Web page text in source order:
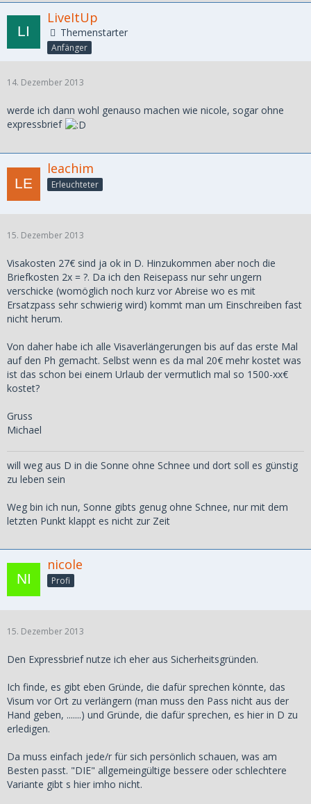
LiveItUp
Themenstarter
Anfänger
14. Dezember 2013
werde ich dann wohl genauso machen wie nicole, sogar ohne
expressbrief
leachim
Erleuchteter
15. Dezember 2013
Visakosten 27€ sind ja ok in D. Hinzukommen aber noch die
Briefkosten 2x = ?. Da ich den Reisepass nur sehr ungern
verschicke (womöglich noch kurz vor Abreise wo es mit
Ersatzpass sehr schwierig wird) kommt man um Einschreiben fast
nicht herum.
Von daher habe ich alle Visaverlängerungen bis auf das erste Mal
auf den Ph gemacht. Selbst wenn es da mal 20€ mehr kostet was
ist das schon bei einem Urlaub der vermutlich mal so 1500-xx€
kostet?
Gruss
Michael
will weg aus D in die Sonne ohne Schnee und dort soll es günstig
zu leben sein
Weg bin ich nun, Sonne gibts genug ohne Schnee, nur mit dem
letzten Punkt klappt es nicht zur Zeit
nicole
Profi
15. Dezember 2013
Den Expressbrief nutze ich eher aus Sicherheitsgründen.
Ich finde, es gibt eben Gründe, die dafür sprechen könnte, das
Visum vor Ort zu verlängern (man muss den Pass nicht aus der
Hand geben, .......) und Gründe, die dafür sprechen, es hier in D zu
erledigen.
Da muss einfach jede/r für sich persönlich schauen, was am
Besten passt. "DIE" allgemeingültige bessere oder schlechtere
Variante gibt s hier imho nicht.